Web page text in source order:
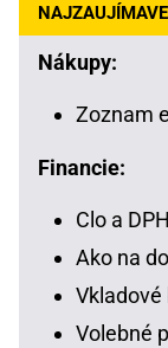
Nákupy:
Zoznam
Financie:
Clo a
Ako na
Volebné